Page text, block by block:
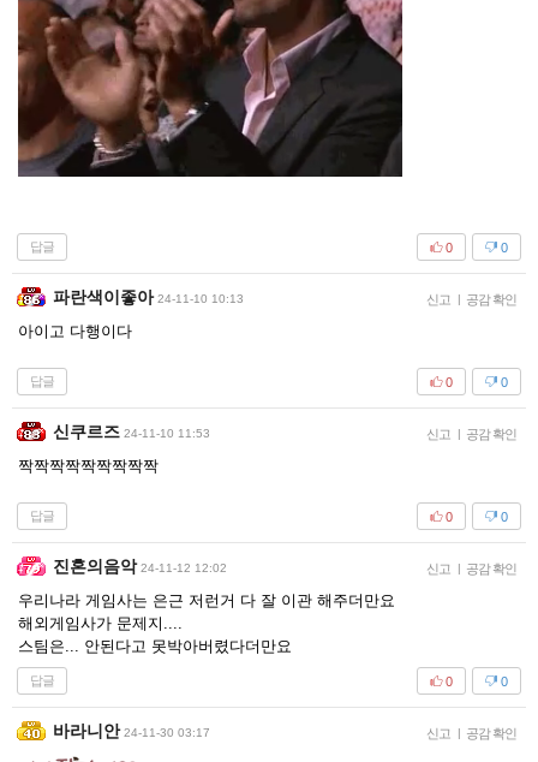
답글 0
0
파란색이좋아 24-11-10 10:13 신고 공감 확인
아이고 다행이다
답글 0
0
신쿠르즈 24-11-10 11:53 신고 공감 확인
짝짝짝짝짝짝짝짝짝
답글 0
0
진혼의음악 24-11-12 12:02 신고 공감 확인
우리나라 게임사는 은근 저런거 다 잘 이관 해주더만요
해외게임사가 문제지....
스팀은... 안된다고 못박아버렸다더만요
답글 0
0
바라니안 24-11-30 03:17 신고 공감 확인